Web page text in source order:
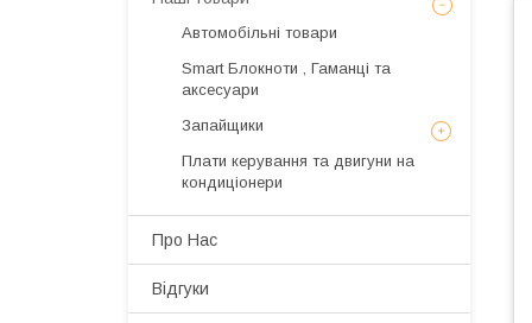
Автомобільні товари
Smart Блокноти , Гаманці та
аксесуари
Запайщики
Плати керування та двигуни на
кондиціонери
Про Нас
Відгуки